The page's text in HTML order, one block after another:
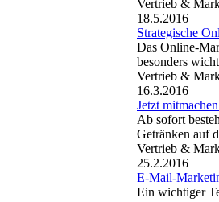
Vertrieb &
18.5.2016
Strategische
Das Online-
besonders
Vertrieb &
16.3.2016
Jetzt
Ab sofort
Getränken auf
Vertrieb &
25.2.2016
E-Mail-
Ein wichtiger